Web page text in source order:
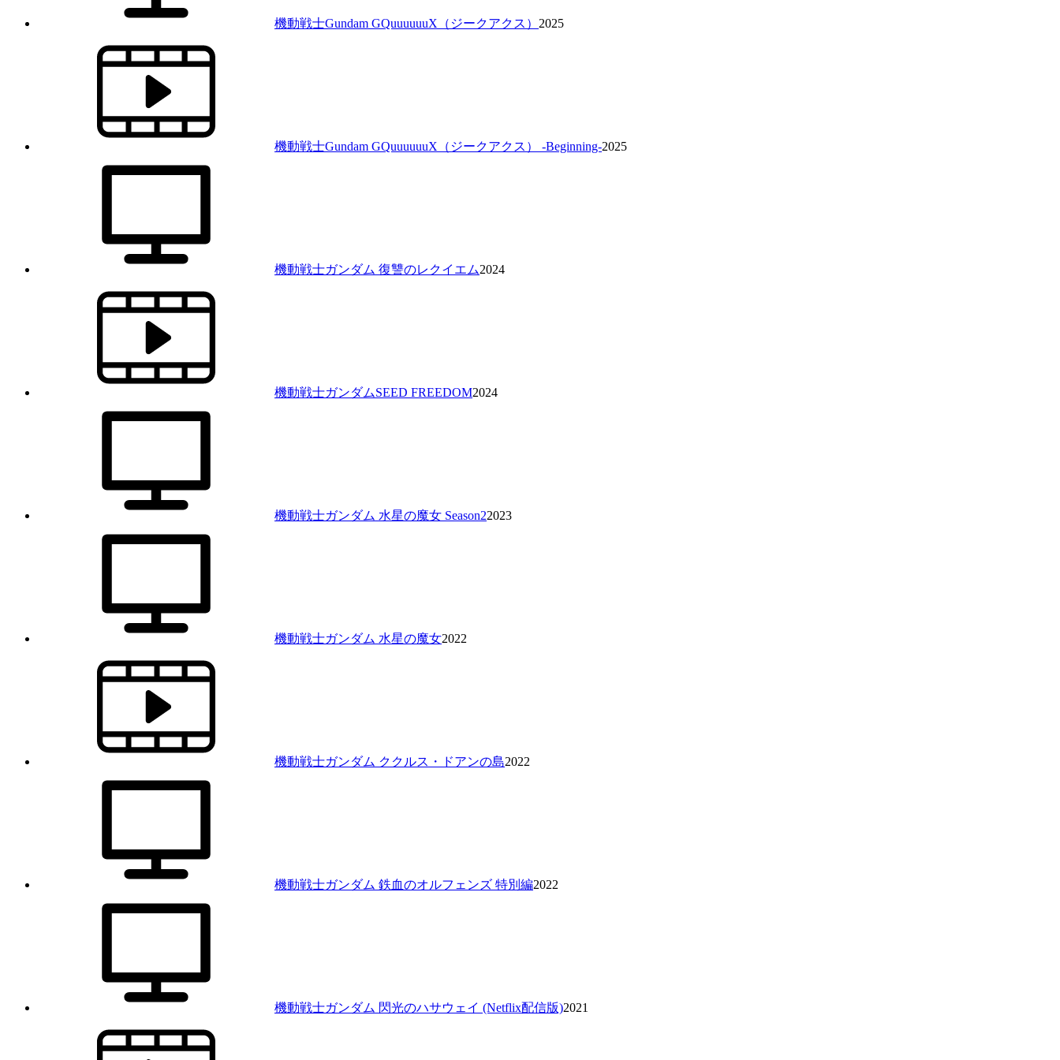
機動戦士Gundam GQuuuuuuX（ジークアクス） 2025
機動戦士Gundam GQuuuuuuX（ジークアクス） -Beginning-2025
機動戦士ガンダム 復讐のレクイエム2024
機動戦士ガンダムSEED FREEDOM2024
機動戦士ガンダム 水星の魔女 Season22023
機動戦士ガンダム 水星の魔女2022
機動戦士ガンダム ククルス・ドアンの島2022
機動戦士ガンダム 鉄血のオルフェンズ 特別編2022
機動戦士ガンダム 閃光のハサウェイ (Netflix配信版)2021